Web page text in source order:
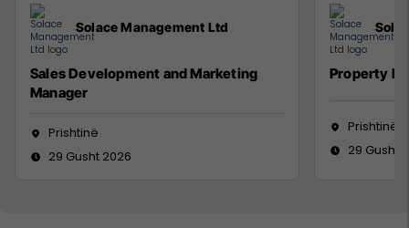
Solace Management Ltd
Sales Development and Marketing
Manager
Prishtinë
29 Gusht 2026
Property
Prishtinë
29 Gusht